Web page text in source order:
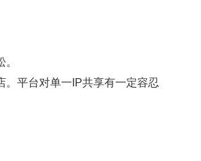
。平台对单一IP共享有一定容忍